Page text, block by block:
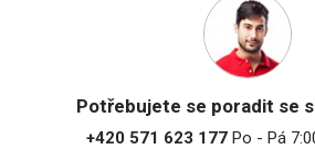
Potřebujete se poradit se
+420 571 623 177Po - Pá